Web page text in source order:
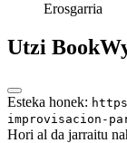
Erosgarria
Utzi
Esteka honek:
improvisacion-
Hori al da jarraitu